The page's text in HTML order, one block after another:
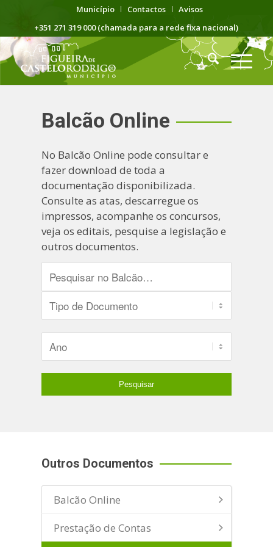
Município Contactos
Avisos
+351 271 319 000 (chamada para a rede fixa nacional)
Balcão Online
No Balcão Online pode consultar e
fazer download de toda a
documentação disponibilizada.
Consulte as atas, descarregue os
impressos, acompanhe os concursos,
veja os editais, pesquise a legislação e
outros documentos.
Outros Documentos
Balcão Online
Prestação de Contas